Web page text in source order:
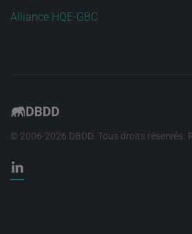
Alliance HQE-GBC
© 2006-2026 DBDD. Tous droits réservés.